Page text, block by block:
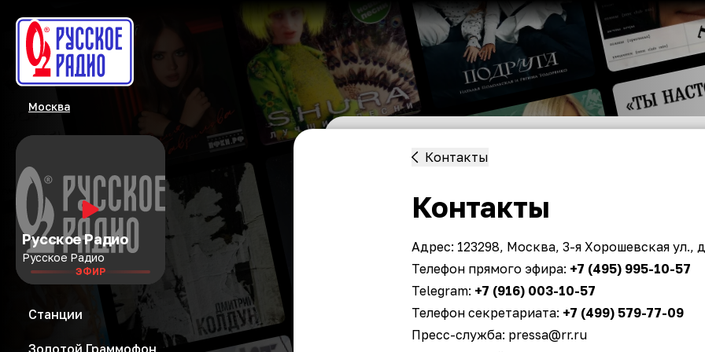
Москва
Русское Радио
Русское Радио
ЭФИР
Станции
Золотой Граммофон
Контакты
Контакты
Адрес: 123298, Москва, 3-я Хорошевская ул.,
Телефон прямого эфира: +7 (495) 995-10-57
Telegram: +7 (916) 003-10-57
Телефон секретариата: +7 (499) 579-77-09
Пресс-служба: pressa@rr.ru